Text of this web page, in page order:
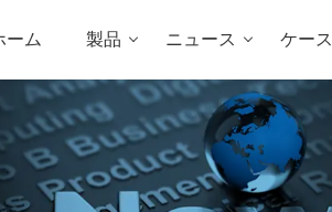
ーム 製品 ニュース ケース